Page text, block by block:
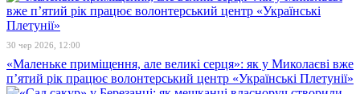
30 чер 2026, 12:00
«Маленьке приміщення, але великі серця»: як у Миколаєві вже
п’ятий рік працює волонтерський центр «Українські Плетунії»